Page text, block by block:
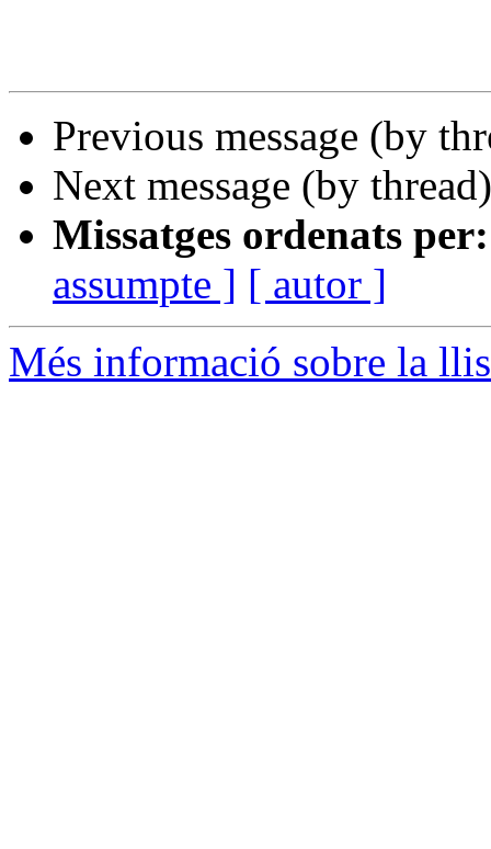
Previous message (by
Next message (by
Missatges ordenats per:
assumpte ] [ autor ]
Més informació sobre la